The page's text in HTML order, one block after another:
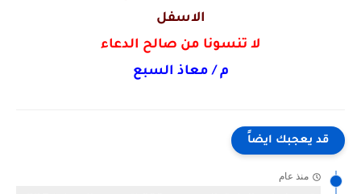
الاسفل
لا تنسونا من صالح الدعاء
م / معاذ السبع
قد يعجبك ايضاً
منذ عام